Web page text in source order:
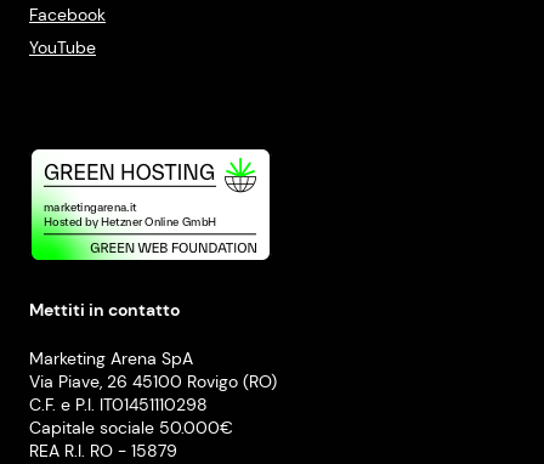
Facebook
YouTube
Mettiti in contatto
Marketing Arena SpA
Via Piave, 26 45100 Rovigo (RO)
C.F. e P.I. IT01451110298
Capitale sociale 50.000€
REA R.I. RO - 15879